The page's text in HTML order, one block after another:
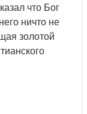
что Бог
ничто не
золотой